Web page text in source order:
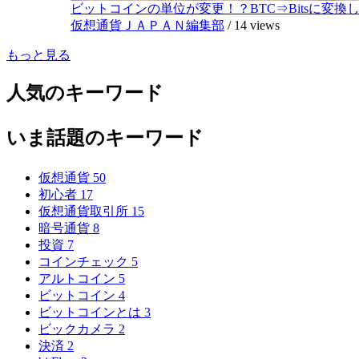
ビットコインの単位が変更！？BTC⇒Bitsに変換し
仮想通貨ＪＡＰＡＮ編集部 / 14 views
もっと見る
人気のキーワード
いま話題のキーワード
仮想通貨 50
初心者 17
仮想通貨取引所 15
暗号通貨 8
投資 7
コインチェック 5
アルトコイン 5
ビットコイン 4
ビットコインとは 3
ビックカメラ 2
決済 2